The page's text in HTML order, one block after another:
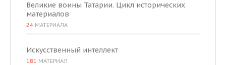
Великие воины Татарии. Цикл исторических
материалов
24 МАТЕРИАЛА
Искусственный интеллект
181 МАТЕРИАЛ